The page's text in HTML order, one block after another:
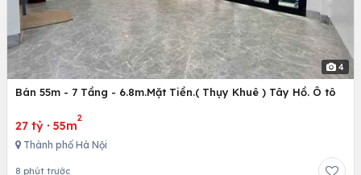
4
Bán 55m - 7 Tầng - 6.8m.Mặt Tiền.( Thụy Khuê ) Tây Hồ. Ô tô
27 tỷ · 55m
2
Thành phố Hà Nội
8 phút trước